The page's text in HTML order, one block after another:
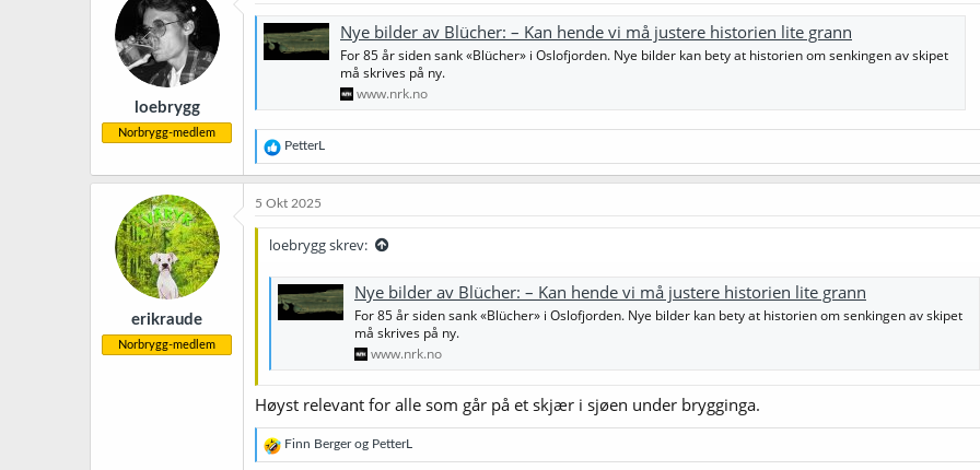
o
n
loebrygg
Norbrygg-medlem
Nye bilder av Blücher: – Kan hende vi må justere historien lite grann
For 85 år siden sank «Blücher» i Oslofjorden. Nye bilder kan bety at historien om senkingen av skipet
må skrives på ny.
www.nrk.no
R
e
a
k
j
o
e
r
:
PetterL
erikraude
Norbrygg-medlem
5 Okt 2025
loebrygg skrev:
Nye bilder av Blücher: – Kan hende vi må justere historien lite grann
For 85 år siden sank «Blücher» i Oslofjorden. Nye bilder kan bety at historien om senkingen av skipet
må skrives på ny.
www.nrk.no
Høyst relevant for alle som går på et skjær i sjøen under brygginga.
R
e
Finn Bergerog PetterL